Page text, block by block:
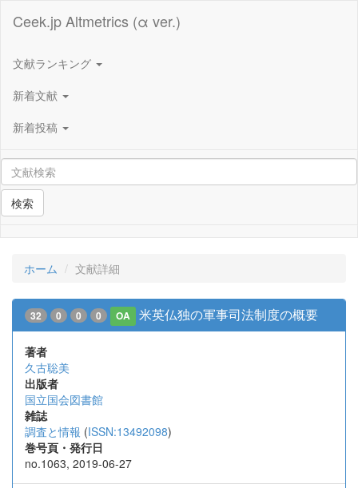
Ceek.jp Altmetrics (α ver.)
文献ランキング
新着文献
新着投稿
検索
ホーム 文献詳細
32 0 0 0 OA 米英仏独の軍事司法制度の概要
著者
久古聡美
出版者
国立国会図書館
雑誌
調査と情報 (ISSN:13492098)
巻号頁・発行日
no.1063, 2019-06-27